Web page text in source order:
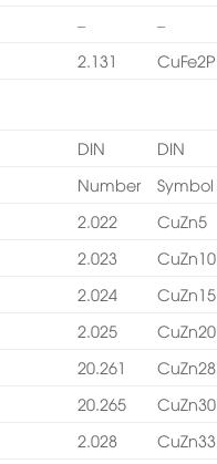
–
–
2.131 CuFe2P
DIN
DIN
Number
Symbol
2.022
CuZn5
2.023
CuZn10
2.024
CuZn15
2.025
CuZn20
20.261
CuZn28
20.265
CuZn30
2.028
CuZn33